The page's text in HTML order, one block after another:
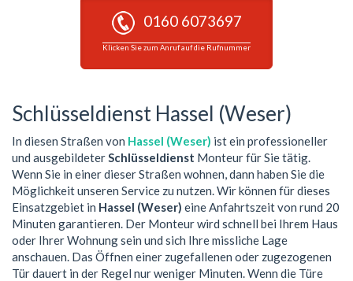
0160 6073697
Klicken Sie zum Anruf auf die Rufnummer
Schlüsseldienst Hassel (Weser)
In diesen Straßen von Hassel (Weser) ist ein professioneller
und ausgebildeterSchlüsseldienst Monteur für Sie tätig.
Wenn Sie in einer dieser Straßen wohnen, dann haben Sie die
Möglichkeit unseren Service zu nutzen. Wir können für dieses
Einsatzgebiet in Hassel (Weser) eine Anfahrtszeit von rund 20
Minuten garantieren. Der Monteur wird schnell bei Ihrem Haus
oder Ihrer Wohnung sein und sich Ihre missliche Lage
anschauen. Das Öffnen einer zugefallenen oder zugezogenen
Tür dauert in der Regel nur weniger Minuten. Wenn die Türe